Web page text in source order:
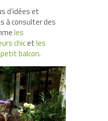
d’idées et
à consulter des
les
chicetles
balcon.